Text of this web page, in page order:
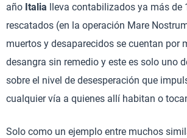
año Italia lleva contabilizados ya más de
rescatados (en la operación Mare
muertos y desaparecidos se cuentan por
desangra sin remedio y este es solo uno
sobre el nivel de desesperación que
cualquier vía a quienes allí habitan o
Solo como un ejemplo entre muchos